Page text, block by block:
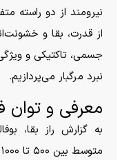
نیرومند از دو راسته
از قدرت، بقا و
جسمی، تاکتیکی و
نبرد مرگبار می‌پردازیم.
معرفی و توان